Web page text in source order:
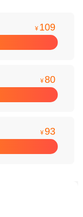
¥ 109
¥ 80
¥ 93